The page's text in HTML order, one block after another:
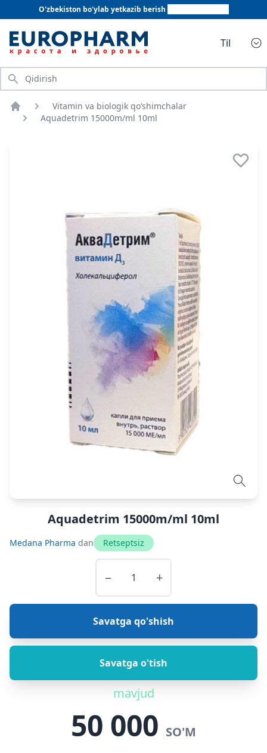
O'zbekiston bo'ylab yetkazib berish
Til
Qidirish
Bosh sahifa
Vitamin va biologik qo‘shimchalar
Aquadetrim 15000m/ml 10ml
Aquadetrim 15000m/ml 10ml
Medana Pharma dan Retseptsiz
− +
Savatga qo'shish
Savatga o'tish
mavjud
50 000 SO'M